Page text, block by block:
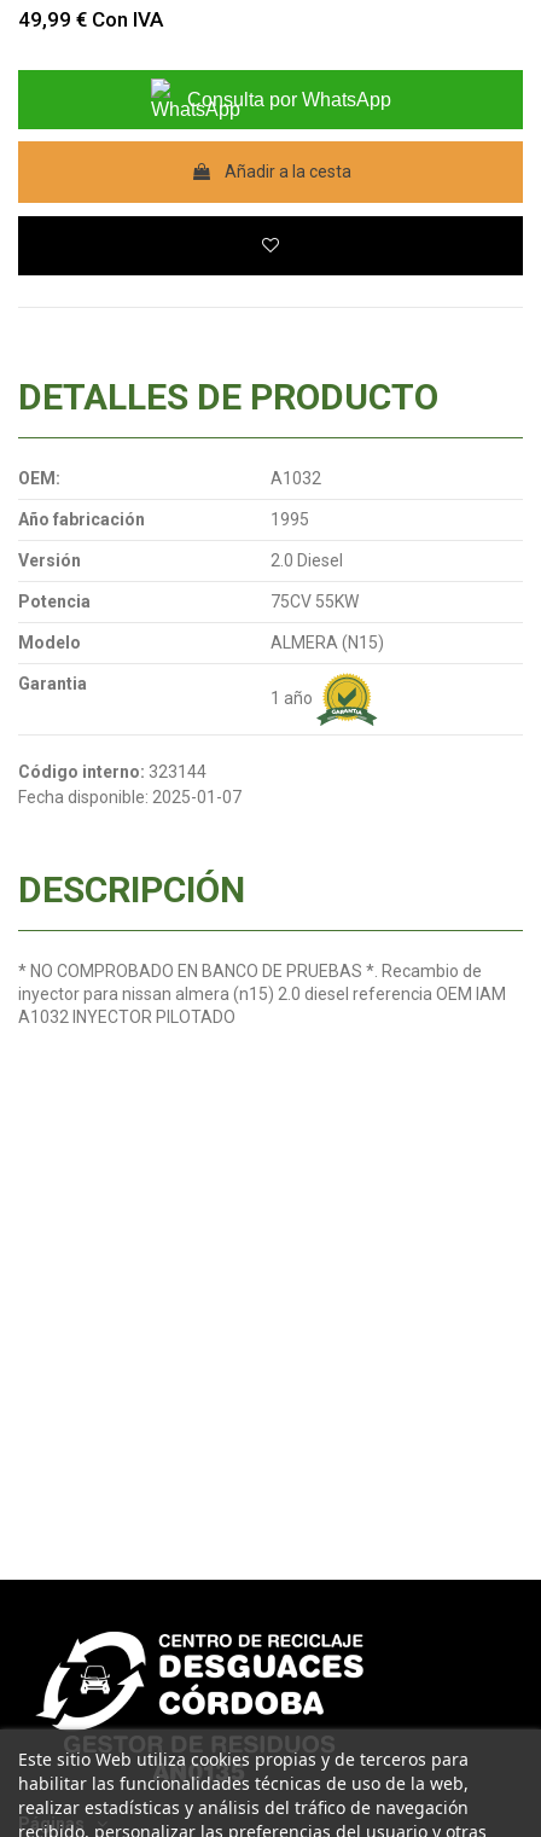
49,99 € Con IVA
Consulta por WhatsApp
Añadir a la cesta
DETALLES DE PRODUCTO
OEM: A1032
Año fabricación 1995
Versión 2.0 Diesel
Potencia 75CV 55KW
Modelo ALMERA (N15)
Garantia
1 año
Código interno: 323144
Fecha disponible: 2025-01-07
DESCRIPCIÓN
* NO COMPROBADO EN BANCO DE PRUEBAS *. Recambio de
inyector para nissan almera (n15) 2.0 diesel referencia OEM IAM
A1032 INYECTOR PILOTADO
Páginas
Este sitio Web utiliza cookies propias y de terceros para
habilitar las funcionalidades técnicas de uso de la web,
realizar estadísticas y análisis del tráfico de navegación
recibido, personalizar las preferencias del usuario y otras